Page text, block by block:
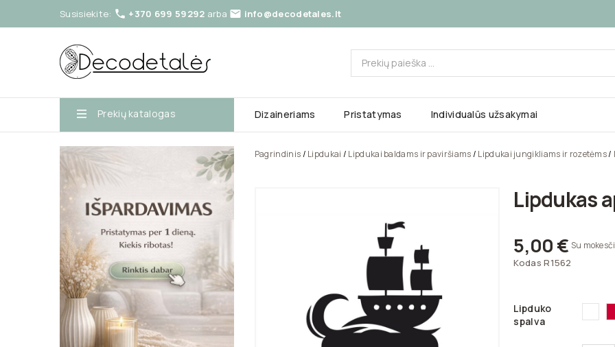
Susisiekite:  +370 699 59292 arba  info@decodetales.lt
Prekių katalogas Dizaineriams Pristatymas Individualūs užsakymai
Pagrindinis Lipdukai Lipdukai baldams ir paviršiams Lipdukai jungikliams ir rozetėms
Lipdukas
5,00 € Su
Kodas R1562
Lipduko
spalva